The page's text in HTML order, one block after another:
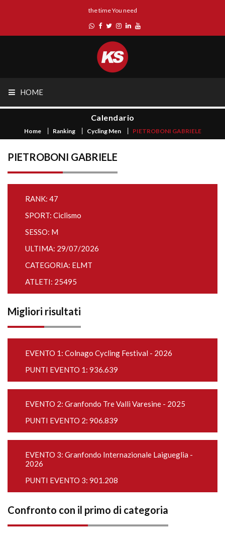
the time You need
HOME
Calendario
Home Ranking Cycling Men PIETROBONI GABRIELE
PIETROBONI GABRIELE
RANK: 47
SPORT: Ciclismo
SESSO: M
ULTIMA: 29/07/2026
CATEGORIA: ELMT
ATLETI: 25495
Migliori risultati
EVENTO 1: Colnago Cycling Festival - 2026
PUNTI EVENTO 1: 936.639
EVENTO 2: Granfondo Tre Valli Varesine - 2025
PUNTI EVENTO 2: 906.839
EVENTO 3: Granfondo Internazionale Laigueglia -
2026
PUNTI EVENTO 3: 901.208
Confronto con il primo di categoria